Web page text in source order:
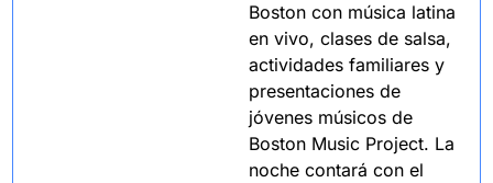
Boston con música latina
en vivo, clases de salsa,
actividades familiares y
presentaciones de
jóvenes músicos de
Boston Music Project. La
noche contará con el